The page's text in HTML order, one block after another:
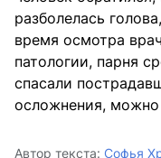
разболелась
время осмотра
патологии, парня
спасали
осложнения, можно
Автор текста: Софья